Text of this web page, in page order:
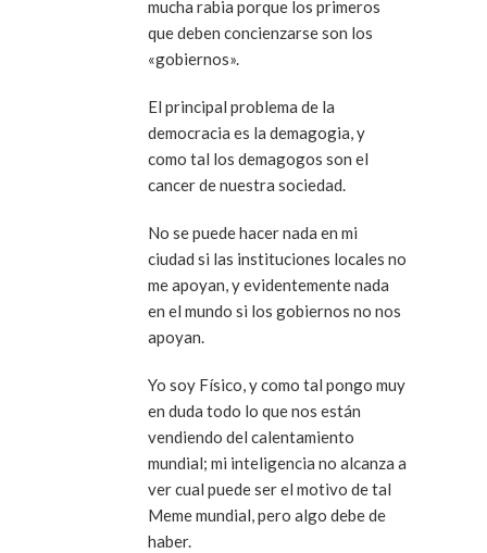
mucha rabia porque los primeros
que deben concienzarse son los
«gobiernos».
El principal problema de la
democracia es la demagogia, y
como tal los demagogos son el
cancer de nuestra sociedad.
No se puede hacer nada en mi
ciudad si las instituciones locales no
me apoyan, y evidentemente nada
en el mundo si los gobiernos no nos
apoyan.
Yo soy Físico, y como tal pongo muy
en duda todo lo que nos están
vendiendo del calentamiento
mundial; mi inteligencia no alcanza a
ver cual puede ser el motivo de tal
Meme mundial, pero algo debe de
haber.